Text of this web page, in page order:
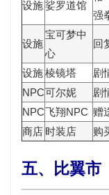
设施娑罗道馆
强
设施
宝可梦中
心
回
设施棱镜塔
剧
NPC可尔妮 剧
NPC飞翔NPC 赠
商店 时装店 购
五、比翼市